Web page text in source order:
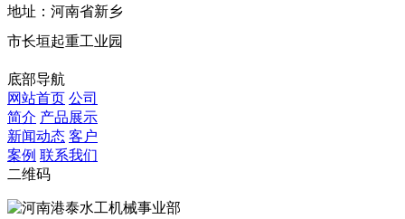
地址：河南省新乡
市长垣起重工业园
底部导航
网站首页 公司
简介 产品展示
新闻动态 客户
案例 联系我们
二维码